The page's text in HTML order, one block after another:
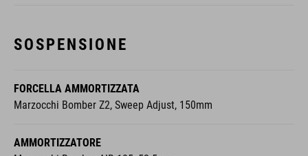
SOSPENSIONE
FORCELLA AMMORTIZZATA
Marzocchi Bomber Z2, Sweep Adjust, 150mm
AMMORTIZZATORE